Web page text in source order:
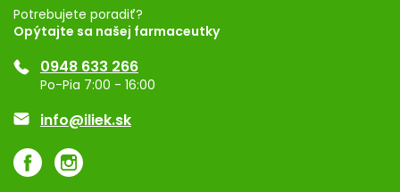
Registrácia
Ponuka pre firmy
Značky
Potrebujete poradiť?
Opýtajte sa našej farmaceutky
0948 633 266
Po-Pia 7:00 - 16:00
info@iliek.sk